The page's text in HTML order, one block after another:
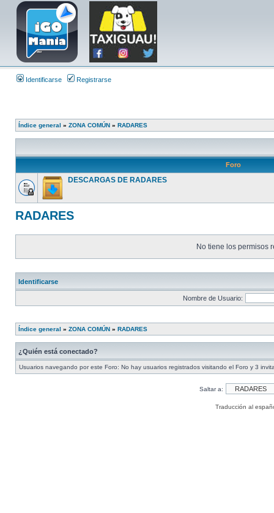
Identificarse Registrarse
Índice general » ZONA COMÚN » RADARES
Foro
DESCARGAS DE RADARES
RADARES
No tiene los permisos
Identificarse
Nombre de Usuario:
Índice general » ZONA COMÚN » RADARES
¿Quién está conectado?
Usuarios navegando por este Foro: No hay usuarios registrados visitando el Foro y 3
Saltar a:
Traducción al